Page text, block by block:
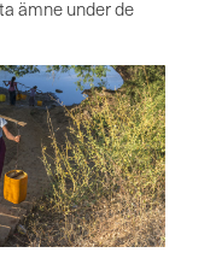
ämne under de